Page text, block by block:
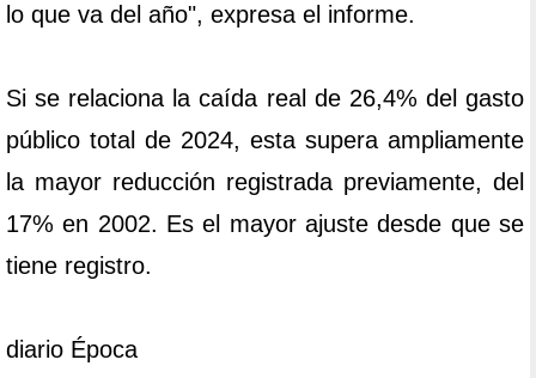
lo que va del año", expresa el informe.
Si se relaciona la caída real de 26,4% del gasto
público total de 2024, esta supera ampliamente
la mayor reducción registrada previamente, del
17% en 2002. Es el mayor ajuste desde que se
tiene registro.
diario Época